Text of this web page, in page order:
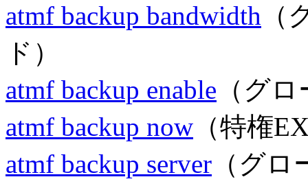
atmf backup bandwidth
ド）
atmf backup enable （グ
atmf backup now （特権
atmf backup server （グ